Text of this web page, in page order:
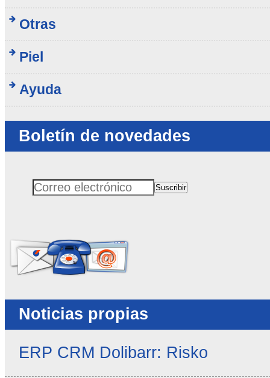
Otras
Piel
Ayuda
Boletín de novedades
Correo electrónicoSuscribir
Noticias propias
ERP CRM Dolibarr: Risko